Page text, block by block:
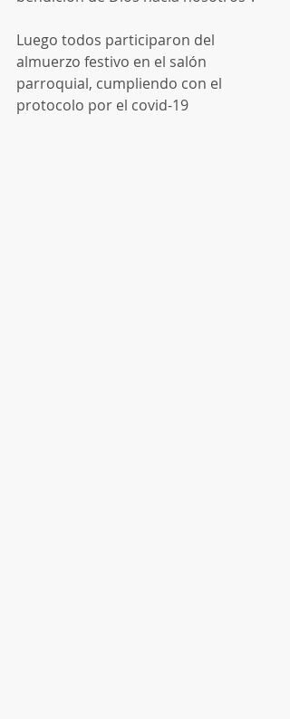
Luego todos participaron del
almuerzo festivo en el salón
parroquial, cumpliendo con el
protocolo por el covid-19